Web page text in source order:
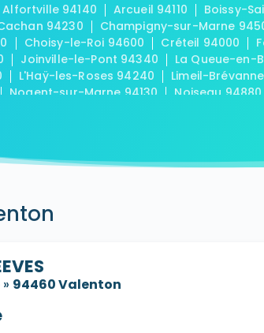
Alfortville 94140 Arcueil 94110
Boissy-
94230 Champigny-sur-Marne
Choisy-le-Roi 94600 Créteil 94000
Joinville-le-Pont 94340 La Queue-en-
L'Haÿ-les-Roses 94240 Limeil-
Nogent-sur-Marne 94130 Noiseau 94880
» 94460 Valenton